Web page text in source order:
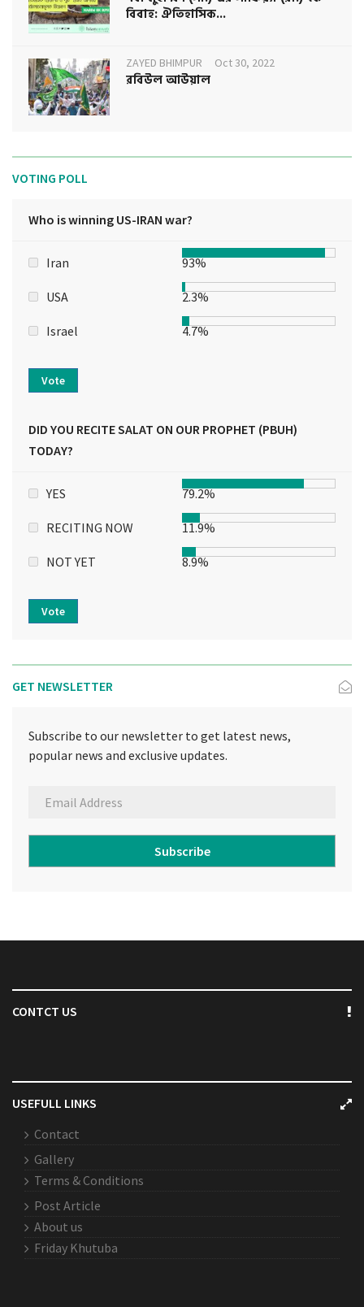
বিবাহ: ঐতিহাসিক...
ZAYED BHIMPUR Oct 30, 2022
রবিউল আউয়াল
VOTING POLL
Who is winning US-IRAN war?
Iran 93%
USA 2.3%
Israel 4.7%
Vote
DID YOU RECITE SALAT ON OUR PROPHET (PBUH)
TODAY?
YES 79.2%
RECITING NOW 11.9%
NOT YET 8.9%
Vote
GET NEWSLETTER
Subscribe to our newsletter to get latest news,
popular news and exclusive updates.
Subscribe
CONTCT US
USEFULL LINKS
Contact
Gallery
Terms & Conditions
Post Article
About us
Friday Khutuba